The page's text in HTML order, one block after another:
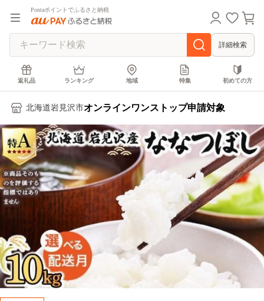
Pontaポイントでふるさと納税
詳細検索
返礼品 ランキング 地域 特集 初めての方
北海道岩見沢市オンラインワンストップ申請対象